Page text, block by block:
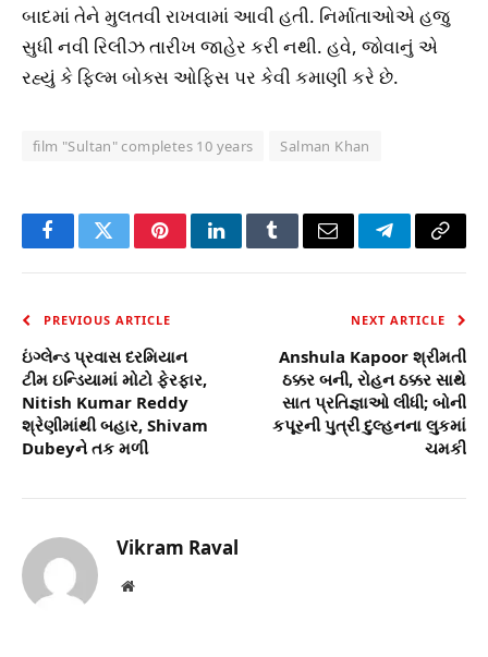
બાદમાં તેને મુલતવી રાખવામાં આવી હતી. નિર્માતાઓએ હજુ
સુધી નવી રિલીઝ તારીખ જાહેર કરી નથી. હવે, જોવાનું એ
રહ્યું કે ફિલ્મ બોક્સ ઓફિસ પર કેવી કમાણી કરે છે.
film "Sultan" completes 10 years Salman Khan
FacebookTwitterPinterestLinkedInTumblrEmail TelegramCopy
PREVIOUS ARTICLE
ઇંગ્લેન્ડ પ્રવાસ દરમિયાન
ટીમ ઇન્ડિયામાં મોટો ફેરફાર,
Nitish Kumar Reddy
શ્રેણીમાંથી બહાર, Shivam
Dubeyને તક મળી
NEXT ARTICLE
Anshula Kapoor શ્રીમતી
ઠક્કર બની, રોહન ઠક્કર સાથે
સાત પ્રતિજ્ઞાઓ લીધી; બોની
કપૂરની પુત્રી દુલ્હનના લુકમાં
ચમકી
Vikram Raval
Website